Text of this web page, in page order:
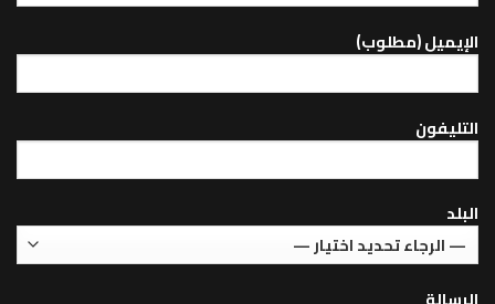
اﻹيميل (مطلوب)
التليفون
البلد